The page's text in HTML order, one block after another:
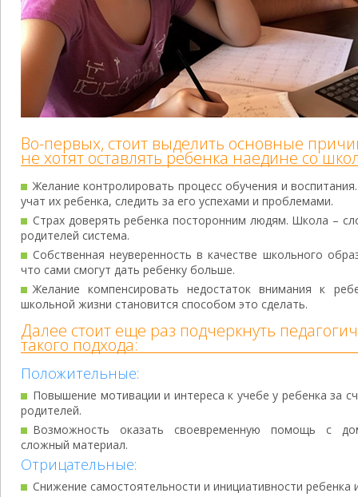
Во-первых, стоит выделить основные
не хотят оставлять ребенка наедине со
Желание контролировать процесс обучения и
учат их ребенка, следить за его успехами и проблемами.
Страх доверять ребенка посторонним людям. Школа –
родителей система.
Собственная неуверенность в качестве школьного
что сами смогут дать ребенку больше.
Желание компенсировать недостаток внимания к
школьной жизни становится способом это сделать.
Далее стоит еще раз подчеркнуть
такого подхода:
Положительные:
Повышение мотивации и интереса к учебе у ребенка за
родителей.
Возможность оказать своевременную помощь с
сложный материал.
Отрицательные:
Снижение самостоятельности и инициативности ребенка